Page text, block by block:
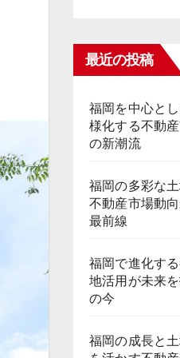
最近の投稿
福岡を中心と
様化する不動
の新潮流
福岡の多彩な
不動産市場動
最前線
福岡で進化す
地活用が未来
の今
福岡の成長と